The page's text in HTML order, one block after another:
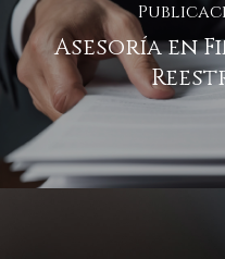
Asesoría en